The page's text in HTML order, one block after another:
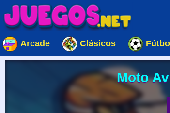
Arcade Clásicos Fútbol
Moto